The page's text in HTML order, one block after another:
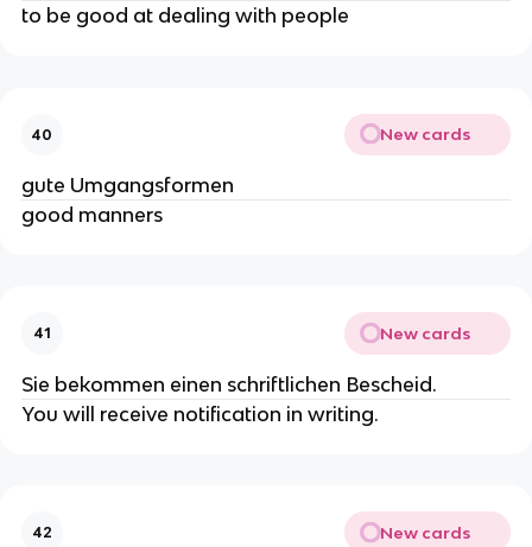
to be good at dealing with people
40 New cards
gute Umgangsformen
good manners
41 New cards
Sie bekommen einen schriftlichen Bescheid.
You will receive notification in writing.
42 New cards